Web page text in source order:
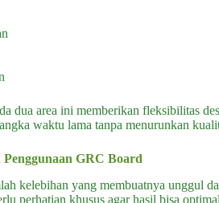
dua area ini memberikan fleksibilitas
waktu lama tanpa menurunkan
GRC Board
kelebihan yang membuatnya unggul
perhatian khusus agar hasil bisa